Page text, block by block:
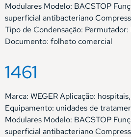
Modulares Modelo: BACSTOP
superficial antibacteriano
Tipo de Condensação:
Documento: folheto comercial
1461
Marca: WEGER Aplicação:
Equipamento: unidades de
Modulares Modelo: BACSTOP
superficial antibacteriano